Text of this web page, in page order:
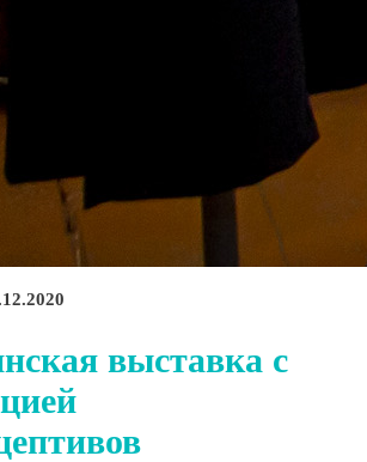
выставка с